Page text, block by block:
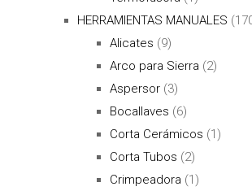
HERRAMIENTAS MANUALES
Alicates (9)
Arco para Sierra (2)
Aspersor (3)
Bocallaves (6)
Corta Cerámicos (1)
Corta Tubos (2)
Crimpeadora (1)